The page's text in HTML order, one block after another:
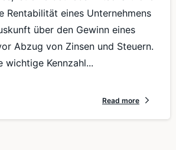
Rentabilität eines Unternehmens
über den Gewinn eines
Abzug von Zinsen und Steuern.
wichtige Kennzahl...
Read more